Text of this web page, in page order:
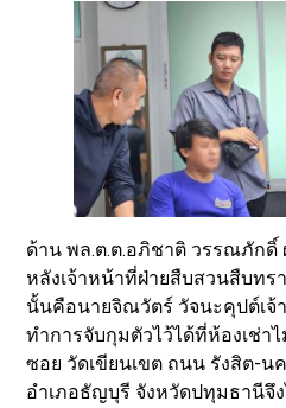
ด้าน พล.ต.ต.อภิชาติ วรรณภักดิ์
หลังเจ้าหน้าที่ฝ่ายสืบสวนสืบทร
นั้นคือนายจิณวัตร์ วัจนะคุปต์เจ้
ทำการจับกุมตัวไว้ได้ที่ห้องเช่า
ซอย วัดเขียนเขต ถนน รังสิต-น
อำเภอธัญบุรี จังหวัดปทุมธานีจึ